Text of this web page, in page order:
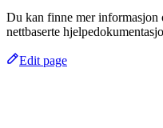
Du kan finne mer informasjon
nettbaserte
Edit page